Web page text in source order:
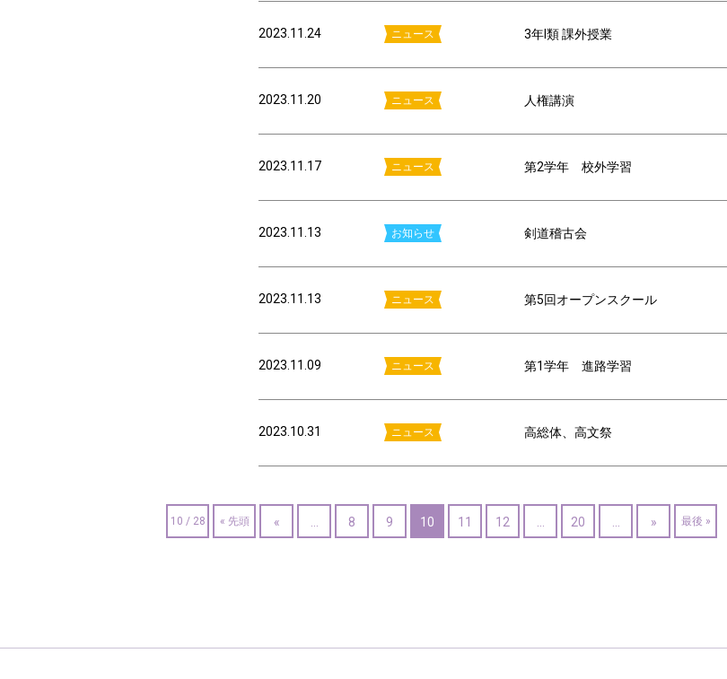
2023.11.24 ニュース 3年I類 課外授業
2023.11.20 ニュース 人権講演
2023.11.17 ニュース 第2学年 校外学習
2023.11.13 お知らせ 剣道稽古会
2023.11.13 ニュース 第5回オープンスクール
2023.11.09 ニュース 第1学年 進路学習
2023.10.31 ニュース 高総体、高文祭
10 / 28 « 先頭 « 8 9 10 11 12 20 » 最後 »